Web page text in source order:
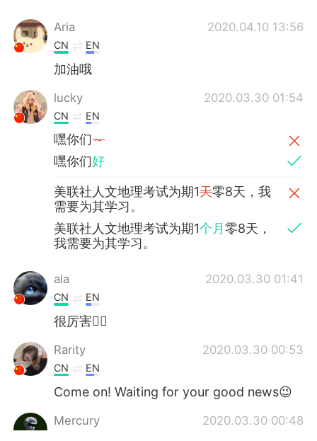
Aria 2020.04.10 13:56
CN EN
加油哦
lucky 2020.03.30 01:54
CN EN
嘿你们～
嘿你们好
美联社人文地理考试为期1天零8天，我
需要为其学习。
美联社人文地理考试为期1个月零8天，
我需要为其学习。
ala 2020.03.30 01:41
CN EN
很厉害👍🏻
Rarity 2020.03.30 00:53
CN EN
Come on! Waiting for your good news😉
Mercury 2020.03.30 00:48